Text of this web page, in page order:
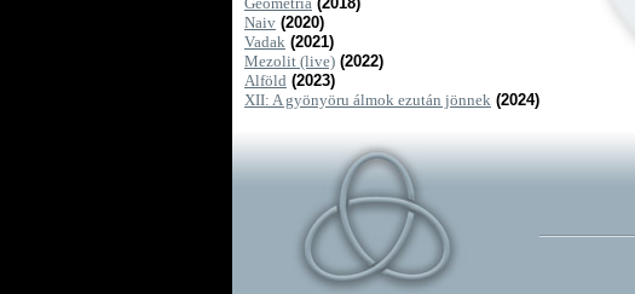
Naiv (2020)
Vadak (2021)
Mezolit (live) (2022)
Alföld (2023)
XII: A gyönyöru álmok ezután jönnek (2024)